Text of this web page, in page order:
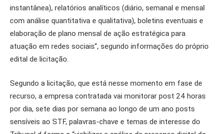
instantânea), relatórios analíticos (diário, semanal e mensal
com análise quantitativa e qualitativa), boletins eventuais e
elaboração de plano mensal de ação estratégica para
atuação em redes sociais”, segundo informações do próprio
edital de licitação.
Segundo a licitação, que está nesse momento em fase de
recurso, a empresa contratada vai monitorar post 24 horas
por dia, sete dias por semana ao longo de um ano posts
sensíveis ao STF, palavras-chave e temas de interesse do